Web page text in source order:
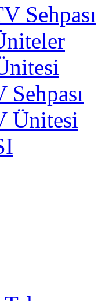
Sehpası
Ünitesi